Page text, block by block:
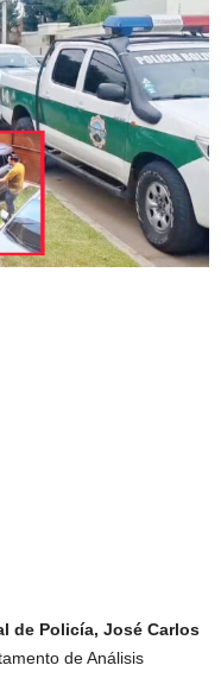
de Policía, José Carlos
de Análisis